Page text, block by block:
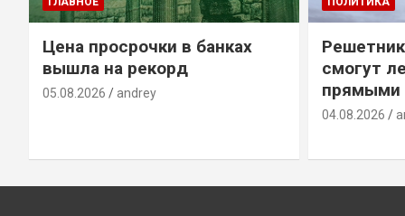
Цена просрочки в банках
вышла на рекорд
05.08.2026 andrey
смогут
прямыми
04.08.2026